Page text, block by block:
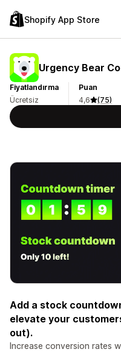
Shopify App Store
Urgency Bear
Fiyatlandırma
Ücretsiz
Puan
4,6
(75)
Add a stock
elevate your
out).
Increase conversion rates